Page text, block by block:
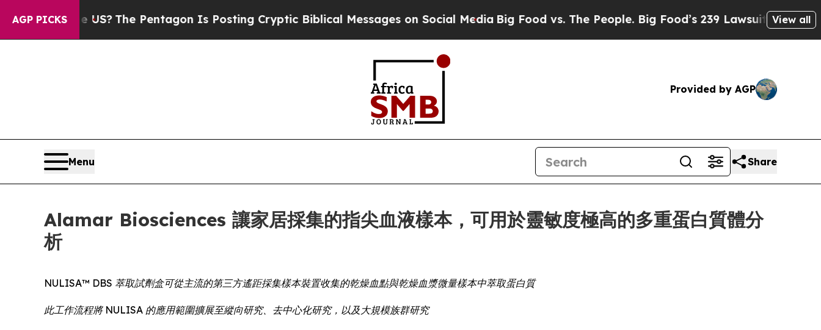
AGP PICKS
the US?The Pentagon Is Posting Cryptic Biblical Messages on Social MediaBig Food vs. The People. Big Food’s 239 Lawsuits Against Life-
View all
Provided by AGP
Menu Share
Alamar Biosciences 讓家居採集的指尖血液樣本，可用於靈敏度極高的多重蛋白質體分
析
NULISA™ DBS 萃取試劑盒可從主流的第三方遙距採集樣本裝置收集的乾燥血點與乾燥血漿微量樣本中萃取蛋白質
此工作流程將 NULISA 的應用範圍擴展至縱向研究、去中心化研究，以及大規模族群研究